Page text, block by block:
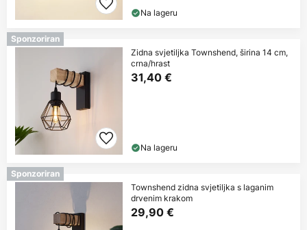
Na lageru
Sponzoriran
Zidna svjetiljka Townshend, širina 14 cm,
crna/hrast
31,40 €
Na lageru
Sponzoriran
Townshend zidna svjetiljka s laganim
drvenim krakom
29,90 €